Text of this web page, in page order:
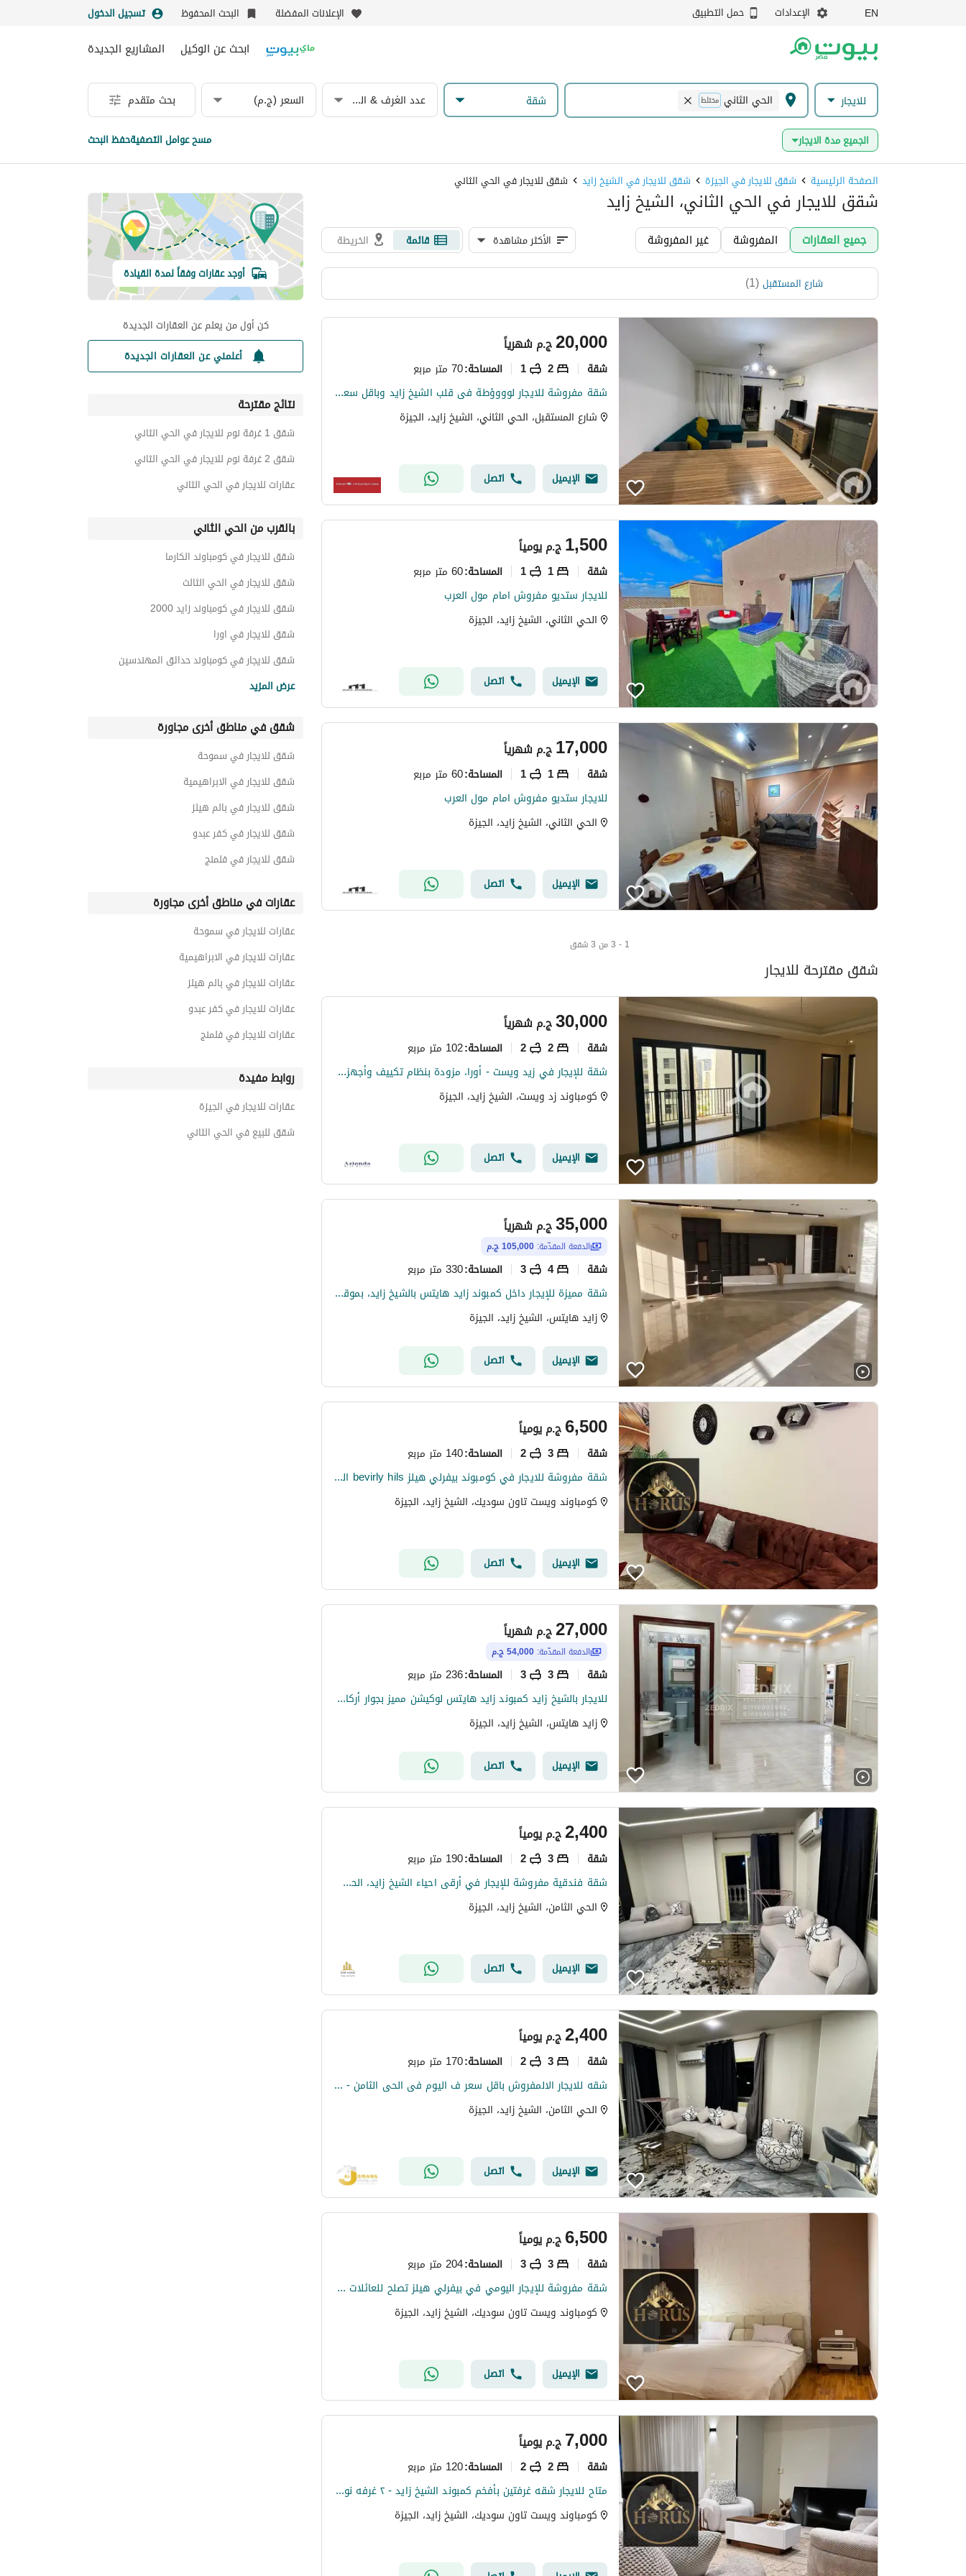
EN الإعدادات حمل التطبيق الإعلانات المفضلة البحث المحفوظ تسجيل الدخول
ابحث عن الوكيل المشاريع الجديدة
للايجار الحي الثاني مختلط شقة عدد الغرف & الحمامات السعر (ج.م) بحث متقدم
الجميع مدة الايجار مسح عوامل التصفيةحفظ البحث
الصفحة الرئيسية شقق للايجار في الجيزة شقق للايجار في الشيخ زايد شقق للايجار في الحي الثاني
شقق للايجار في الحي الثاني، الشيخ زايد
جميع العقارات المفروشة غير المفروشة الأكثر مشاهدة قائمة الخريطة
شارع المستقبل(
1
)
ج.م20,000 شهرياً
شقة 2
1 المساحة:70 متر مربع
شقة مفروشة للايجار لوووؤطة فى قلب الشيخ زايد وباقل سعر فى زايد لسرعة التنفيذ - APARTMENT FOR RENT - AL SHEIKH ZAYED
شارع المستقبل، الحي الثاني، الشيخ زايد، الجيزة
الإيميل اتصل
ج.م1,500 يومياً
شقة 1
1 المساحة:60 متر مربع
للايجار ستديو مفروش امام مول العرب
الحي الثاني، الشيخ زايد، الجيزة
الإيميل اتصل
ج.م17,000 شهرياً
شقة 1
1 المساحة:60 متر مربع
للايجار ستديو مفروش امام مول العرب
الحي الثاني، الشيخ زايد، الجيزة
الإيميل اتصل
1 - 3 من 3 شقق
شقق مقترحة للايجار
ج.م30,000 شهرياً
شقة 2
2 المساحة:102 متر مربع
شقة للإيجار في زيد ويست - أورا، مزودة بنظام تكييف وأجهزة منزلية.
كومباوند زد ويست، الشيخ زايد، الجيزة
الإيميل اتصل
ج.م35,000 شهرياً
الدفعة المقدّمة: 105,000 ج.م
شقة 4
3 المساحة:330 متر مربع
شقة مميزة للإيجار داخل كمبوند زايد هايتس بالشيخ زايد، بموقع استراتيجي على بُعد دقائق من أركان مول ومدخل زايد 3، مع إطلالة مفتوحة وتشطيب ألترا سوبر لوكس، وأول سكن. تبلغ مساحة الشقة 330 مترًا، وتتكون من 4 غرف نوم (منها غرفة ماستر بحمام ودريسنج)، وريسبشن واس
زايد هايتس، الشيخ زايد، الجيزة
الإيميل اتصل
ج.م6,500 يومياً
شقة 3
2 المساحة:140 متر مربع
شقة مفروشة للايجار في كومبوند بيفرلي هيلز bevirly hils الشيخ زايد elsheikh zayed
كومباوند ويست تاون سوديك، الشيخ زايد، الجيزة
الإيميل اتصل
ج.م27,000 شهرياً
الدفعة المقدّمة: 54,000 ج.م
شقة 3
3 المساحة:236 متر مربع
للايجار بالشيخ زايد كمبوند زايد هايتس لوكيشن مميز بجوار أركان مول من مدخل زايد 3 من وصله دهشور شقه مميزه جدا تشطيب سوبر لوكس ح
زايد هايتس، الشيخ زايد، الجيزة
الإيميل اتصل
ج.م2,400 يومياً
شقة 3
2 المساحة:190 متر مربع
شقة فندقية مفروشة للإيجار في أرقى احياء الشيخ زايد، الحي التامن باقل سعر يومي قريبة من جميع الخدمات.
الحي الثامن، الشيخ زايد، الجيزة
الإيميل اتصل
ج.م2,400 يومياً
شقة 3
2 المساحة:170 متر مربع
شقه للايجار الالمفروش باقل سعر ف اليوم فى الحى الثامن - المساحه 170م - الشيخ زايد Al Sheikh Zayed
الحي الثامن، الشيخ زايد، الجيزة
الإيميل اتصل
ج.م6,500 يومياً
شقة 3
3 المساحة:204 متر مربع
شقة مفروشة للإيجار اليومي في بيفرلي هيلز تصلح للعائلات elshikh zayed
كومباوند ويست تاون سوديك، الشيخ زايد، الجيزة
الإيميل اتصل
ج.م7,000 يومياً
شقة 2
2 المساحة:120 متر مربع
متاح للايجار شقه غرفتين بأفخم كمبوند الشيخ زايد - ٢ غرفه نوم فندقيه مكيفه
كومباوند ويست تاون سوديك، الشيخ زايد، الجيزة
أوجد عقارات وفقاً لمدة القيادة
كن أول من يعلم عن العقارات الجديدة
أعلمني عن العقارات الجديدة
نتائج مقترحة
شقق 1 غرفة نوم للايجار في الحي الثاني
شقق 2 غرفة نوم للايجار في الحي الثاني
عقارات للايجار في الحي الثاني
بالقرب من الحي الثاني
شقق للايجار في كومباوند الكارما
شقق للايجار في الحي الثالث
شقق للايجار في كومباوند زايد 2000
شقق للايجار في اورا
شقق للايجار في كومباوند حدائق المهندسين
شقق للايجار في الحي الاول
شقق للايجار في الحي الخامس
شقق للايجار في كومباوند بالم فالي
عرض المزيد
شقق في مناطق أخرى مجاورة
شقق للايجار في سموحة
شقق للايجار في الابراهيمية
شقق للايجار في بالم هيلز
شقق للايجار في كفر عبدو
شقق للايجار في فلمنج
عقارات في مناطق أخرى مجاورة
عقارات للايجار في سموحة
عقارات للايجار في الابراهيمية
عقارات للايجار في بالم هيلز
عقارات للايجار في كفر عبدو
عقارات للايجار في فلمنج
روابط مفيدة
عقارات للايجار في الجيزة
شقق للبيع في الحي الثاني